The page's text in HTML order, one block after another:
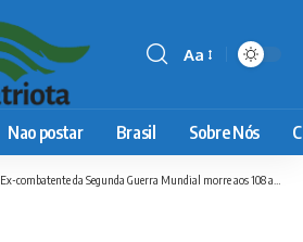
Font
Aa
Nao postar Brasil Sobre Nós
Ex-combatente da Segunda Guerra Mundial morre aos 108 anos e reacende reflexão sobre memória histórica no Brasil